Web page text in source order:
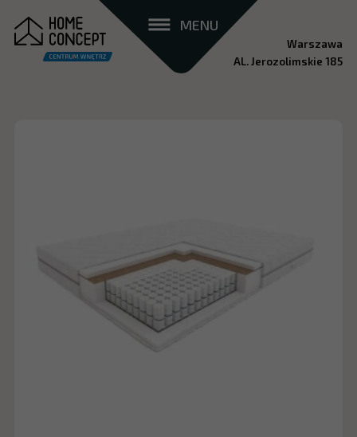
MENU
Warszawa
AL. Jerozolimskie 185